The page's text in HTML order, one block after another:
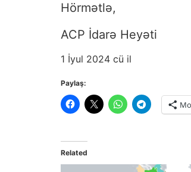
Hörmətlə,
ACP İdarə Heyəti
1 İyul 2024 cü il
Paylaş:
Related